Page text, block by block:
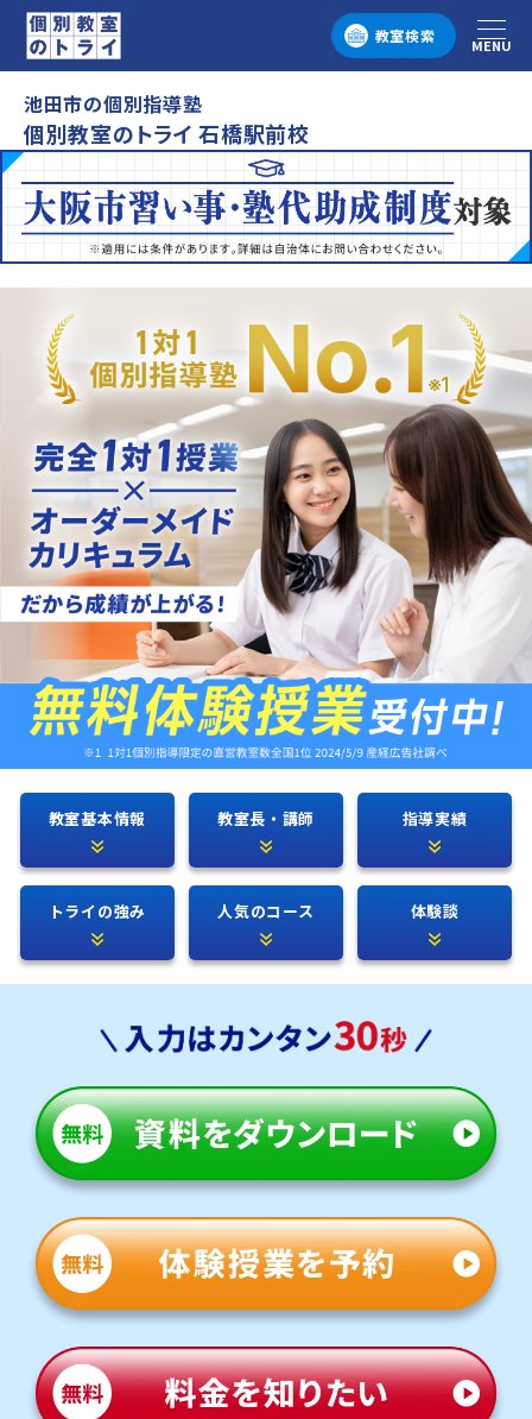
教室検索
メニュー
MENU
池田市の個別指導塾
個別教室のトライ 石橋駅前校
教室基本情報 教室長・講師 指導実績
トライの強み 人気のコース 体験談